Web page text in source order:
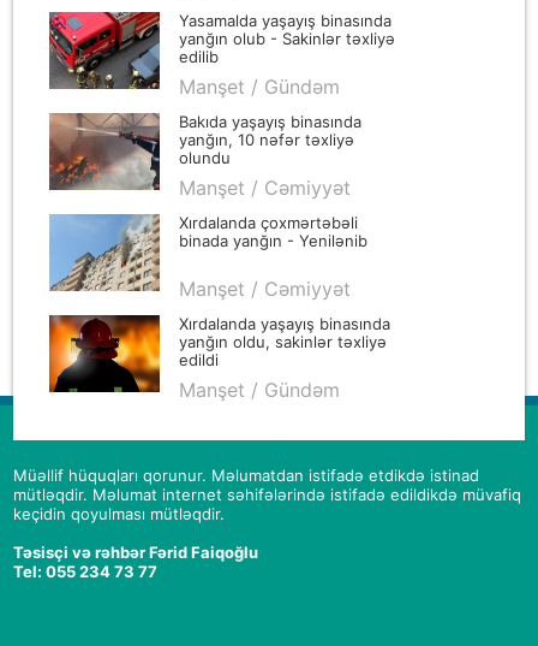
Yasamalda yaşayış binasında
yanğın olub - Sakinlər təxliyə
edilib
Manşet / Gündəm
Bakıda yaşayış binasında
yanğın, 10 nəfər təxliyə
olundu
Manşet / Cəmiyyət
Xırdalanda çoxmərtəbəli
binada yanğın - Yenilənib
Manşet / Cəmiyyət
Xırdalanda yaşayış binasında
yanğın oldu, sakinlər təxliyə
edildi
Manşet / Gündəm
Müəllif hüquqları qorunur. Məlumatdan istifadə etdikdə istinad
mütləqdir. Məlumat internet səhifələrində istifadə edildikdə müvafiq
keçidin qoyulması mütləqdir.
Təsisçi və rəhbər Fərid Faiqoğlu
Tel: 055 234 73 77